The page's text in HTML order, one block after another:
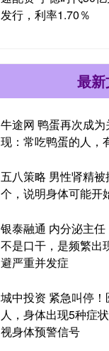
发行，利率1.70％
最
牛途网 鸭蛋再次成
现：常吃鸭蛋的人，
五八策略 男性肾精
个，说明身体可能开
银泰融通 内分泌主任
不是口干，是频繁出
避严重并发症
城中投资 紧急叫停
人，身体出现5种症
视身体预警信号